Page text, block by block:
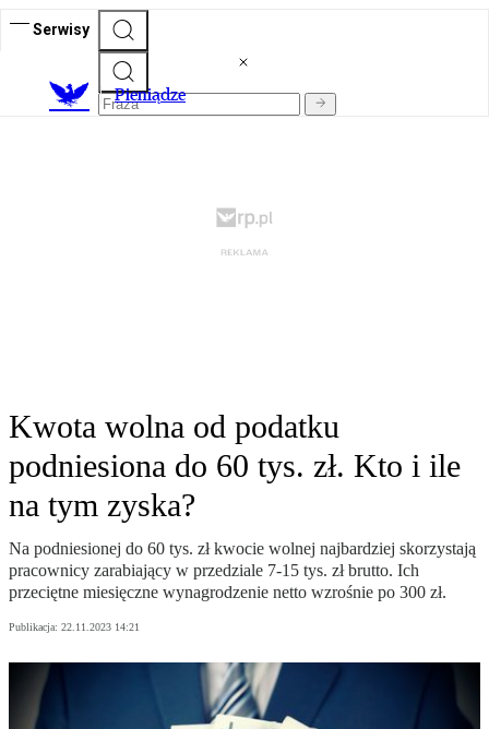
Serwisy
Pieniądze
Kwota wolna od podatku
podniesiona do 60 tys. zł. Kto i ile
na tym zyska?
Na podniesionej do 60 tys. zł kwocie wolnej najbardziej skorzystają
pracownicy zarabiający w przedziale 7-15 tys. zł brutto. Ich
przeciętne miesięczne wynagrodzenie netto wzrośnie po 300 zł.
Publikacja: 22.11.2023 14:21